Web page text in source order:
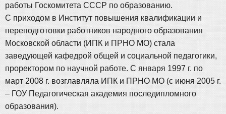
работы Госкомитета СССР по образованию.
С приходом в Институт повышения квалификации и
переподготовки работников народного образования
Московской области (ИПК и ПРНО МО) стала
заведующей кафедрой общей и социальной педагогики,
проректором по научной работе. С января 1997 г. по
март 2008 г. возглавляла ИПК и ПРНО МО (с июня 2005 г.
– ГОУ Педагогическая академия последипломного
образования).